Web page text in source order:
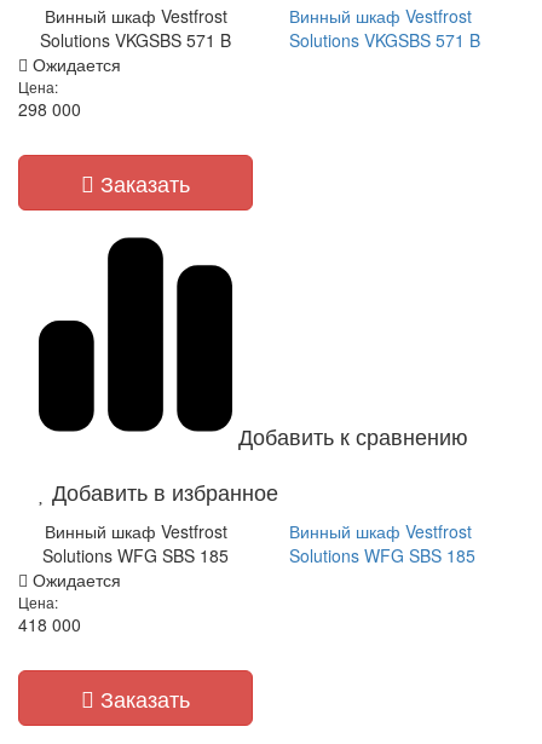
Винный шкаф Vestfrost
Solutions VKGSBS 571 B
Винный шкаф Vestfrost
Solutions VKGSBS 571 B
Ожидается
Цена:
298 000
Заказать
Добавить к сравнению
Добавить в избранное
Винный шкаф Vestfrost
Solutions WFG SBS 185
Винный шкаф Vestfrost
Solutions WFG SBS 185
Ожидается
Цена:
418 000
Заказать